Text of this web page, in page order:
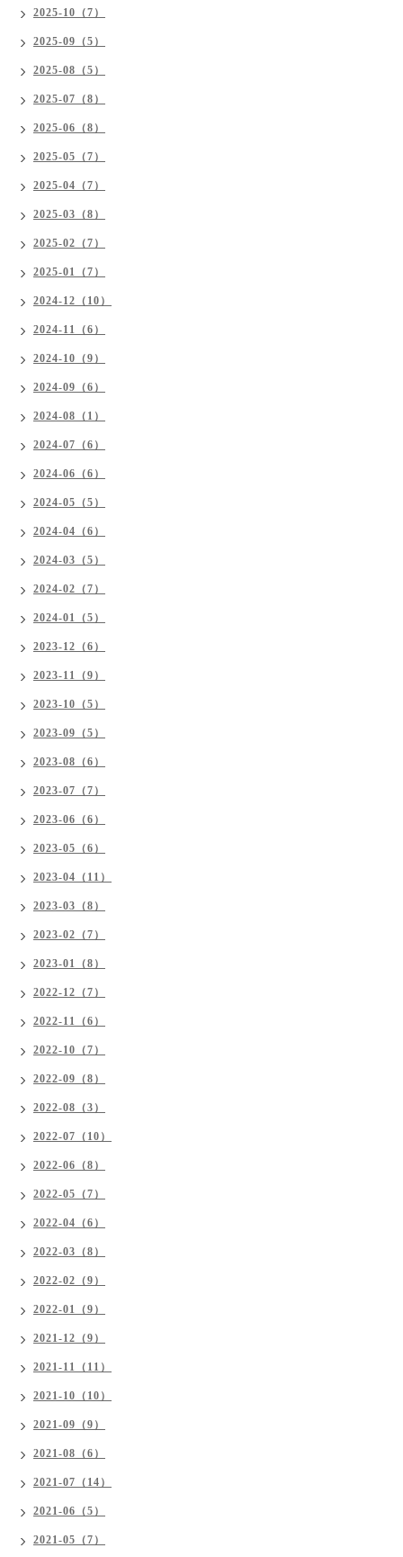
2025-10（7）
2025-09（5）
2025-08（5）
2025-07（8）
2025-06（8）
2025-05（7）
2025-04（7）
2025-03（8）
2025-02（7）
2025-01（7）
2024-12（10）
2024-11（6）
2024-10（9）
2024-09（6）
2024-08（1）
2024-07（6）
2024-06（6）
2024-05（5）
2024-04（6）
2024-03（5）
2024-02（7）
2024-01（5）
2023-12（6）
2023-11（9）
2023-10（5）
2023-09（5）
2023-08（6）
2023-07（7）
2023-06（6）
2023-05（6）
2023-04（11）
2023-03（8）
2023-02（7）
2023-01（8）
2022-12（7）
2022-11（6）
2022-10（7）
2022-09（8）
2022-08（3）
2022-07（10）
2022-06（8）
2022-05（7）
2022-04（6）
2022-03（8）
2022-02（9）
2022-01（9）
2021-12（9）
2021-11（11）
2021-10（10）
2021-09（9）
2021-08（6）
2021-07（14）
2021-06（5）
2021-05（7）